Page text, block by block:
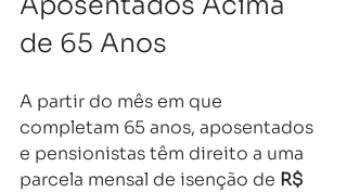
de 65 Anos
A partir do mês em que
completam 65 anos, aposentados
e pensionistas têm direito a uma
parcela mensal de isenção de R$